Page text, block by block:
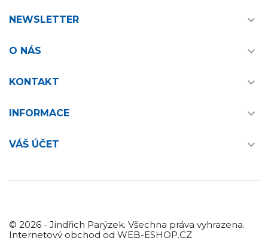
NEWSLETTER 
O NÁS 
KONTAKT 
INFORMACE 
VÁŠ ÚČET 
© 2026 - Jindřich Parýzek. Všechna práva vyhrazena.
Internetový obchod od WEB-ESHOP.CZ